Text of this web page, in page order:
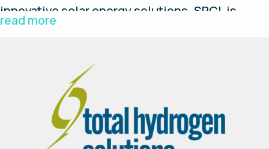
innovative solar energy solutions. SPCL is
established with a commitment to excellence,
satisfaction. We aspire to grow and to become
a leading player in the industry.
read more